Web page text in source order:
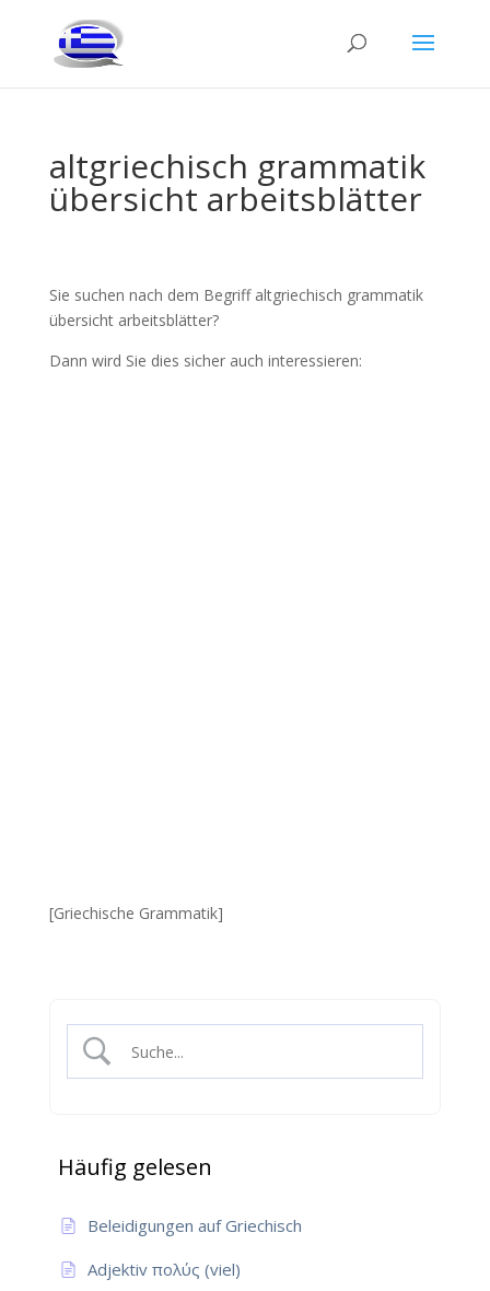
altgriechisch grammatik
übersicht arbeitsblätter
Sie suchen nach dem Begriff altgriechisch grammatik
übersicht arbeitsblätter?
Dann wird Sie dies sicher auch interessieren:
[Griechische Grammatik]
Häufig gelesen
Beleidigungen auf Griechisch
Adjektiv πολύς (viel)